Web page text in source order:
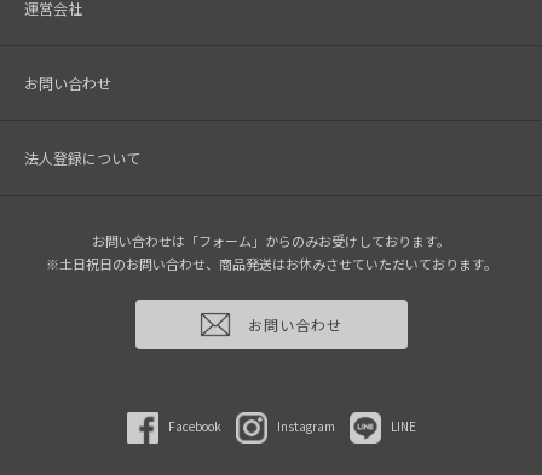
運営会社
お問い合わせ
法人登録について
お問い合わせは「フォーム」からのみお受けしております。
※土日祝日のお問い合わせ、商品発送はお休みさせていただいております。
お問い合わせ
Facebook Instagram LINE